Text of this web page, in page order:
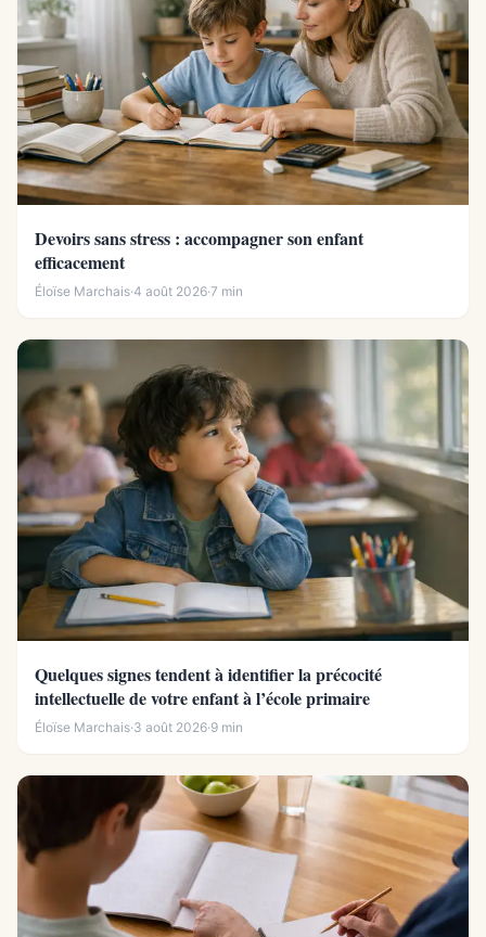
Devoirs sans stress : accompagner son enfant
efficacement
Éloïse Marchais·4 août 2026·7 min
Quelques signes tendent à identifier la précocité
intellectuelle de votre enfant à l’école primaire
Éloïse Marchais·3 août 2026·9 min